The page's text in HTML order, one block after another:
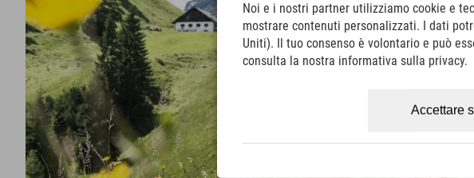
Noi e i nostri partner utilizziamo cookie e
mostrare contenuti personalizzati. I dati
Uniti). Il tuo consenso è volontario e può
consulta la nostra informativa sulla privacy.
Accettare